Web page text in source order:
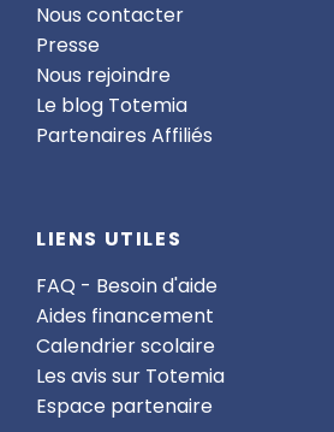
Nous contacter
Presse
Nous rejoindre
Le blog Totemia
Partenaires Affiliés
LIENS UTILES
FAQ - Besoin d'aide
Aides financement
Calendrier scolaire
Les avis sur Totemia
Espace partenaire